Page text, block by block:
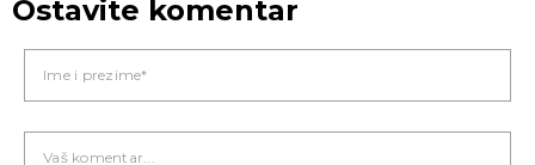
Ostavite komentar